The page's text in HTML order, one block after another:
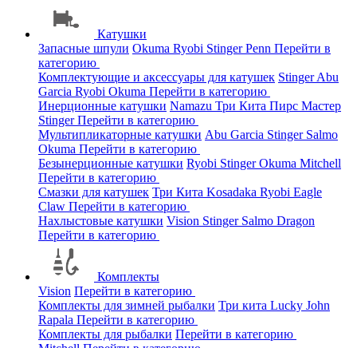
Катушки
Запасные шпули Okuma Ryobi StingerPenn Перейти в
категорию
Комплектующие и аксессуары для катушек StingerAbu
Garcia Ryobi Okuma Перейти в категорию
Инерционные катушки Namazu Три Кита Пирс Мастер
StingerПерейти в категорию
Мультипликаторные катушки Abu Garcia Stinger Salmo
Okuma Перейти в категорию
Безынерционные катушки Ryobi StingerOkuma Mitchell
Перейти в категорию
Смазки для катушек Три Кита Kosadaka Ryobi Eagle
Claw Перейти в категорию
Нахлыстовые катушки Vision Stinger Salmo Dragon
Перейти в категорию
Комплекты
Vision Перейти в категорию
Комплекты для зимней рыбалки Три кита Lucky John
Rapala Перейти в категорию
Комплекты для рыбалки Перейти в категорию